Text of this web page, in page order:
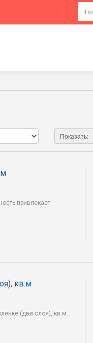
Показать:
привлекает
кв.м
(два слоя), кв.м..